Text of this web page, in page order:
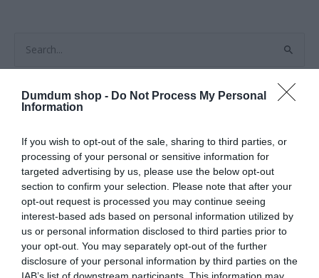
Dumdum shop - Do Not Process My Personal
Information
If you wish to opt-out of the sale, sharing to third parties, or
processing of your personal or sensitive information for
targeted advertising by us, please use the below opt-out
section to confirm your selection. Please note that after your
opt-out request is processed you may continue seeing
interest-based ads based on personal information utilized by
us or personal information disclosed to third parties prior to
your opt-out. You may separately opt-out of the further
disclosure of your personal information by third parties on the
IAB’s list of downstream participants. This information may
e
Címke szerinti szűrés
Show value(s)
Termékkategóriák
18+
Csengő
Álarcok és Maszkok